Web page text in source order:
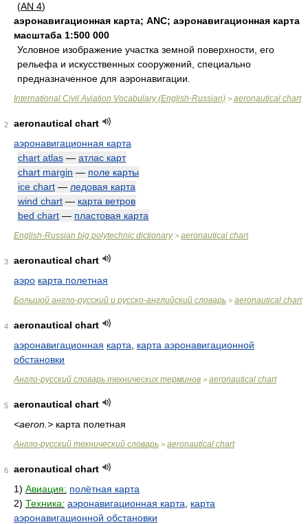
(AN 4)
аэронавигационная карта; ANC; аэронавигационная карта
масштаба 1:500 000
Условное изображение участка земной поверхности, его
рельефа и искусственных сооружений, специально
предназначенное для аэронавигации.
International Civil Aviation Vocabulary (English-Russian) > aeronautical chart
2
aeronautical chart
аэронавигационная карта
chart atlas — атлас карт
chart margin — поле карты
ice chart — ледовая карта
wind chart — карта ветров
bed chart — пластовая карта
English-Russian big polytechnic dictionary> aeronautical chart
3
aeronautical chart
аэро карта полетная
Большой англо-русский и русско-английский словарь > aeronautical chart
4
aeronautical chart
аэронавигационная карта
карта аэронавигационной
обстановки
Англо-русский словарь технических терминов > aeronautical chart
5
aeronautical chart
<aeron.> карта полетная
Англо-русский технический словарь > aeronautical chart
6
aeronautical chart
1) Авиация: полётная карта
2) Техника: аэронавигационная карта
карта
аэронавигационной обстановки